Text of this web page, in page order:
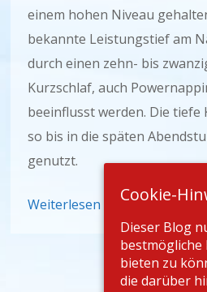
einem hohen Niveau
bekannte Leistungstief am
durch einen zehn- bis
Kurzschlaf, auch
beeinflusst werden. Die
so bis in die späten
genutzt.
Weiterlesen Cookie-
Dieser Blog
bieten zu
die darüber